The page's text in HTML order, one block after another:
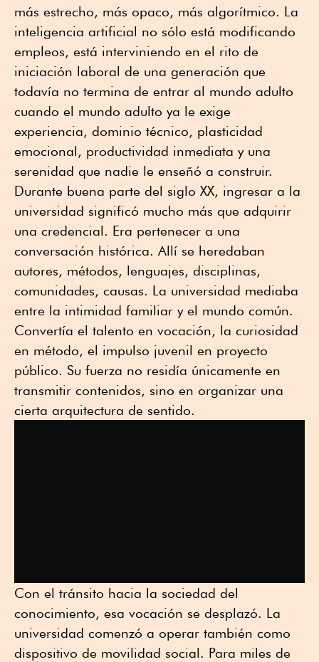
más estrecho, más opaco, más algorítmico. La
inteligencia artificial no sólo está modificando
empleos, está interviniendo en el rito de
iniciación laboral de una generación que
todavía no termina de entrar al mundo adulto
cuando el mundo adulto ya le exige
experiencia, dominio técnico, plasticidad
emocional, productividad inmediata y una
serenidad que nadie le enseñó a construir.
Durante buena parte del siglo XX, ingresar a la
universidad significó mucho más que adquirir
una credencial. Era pertenecer a una
conversación histórica. Allí se heredaban
autores, métodos, lenguajes, disciplinas,
comunidades, causas. La universidad mediaba
entre la intimidad familiar y el mundo común.
Convertía el talento en vocación, la curiosidad
en método, el impulso juvenil en proyecto
público. Su fuerza no residía únicamente en
transmitir contenidos, sino en organizar una
cierta arquitectura de sentido.
Con el tránsito hacia la sociedad del
conocimiento, esa vocación se desplazó. La
universidad comenzó a operar también como
dispositivo de movilidad social. Para miles de